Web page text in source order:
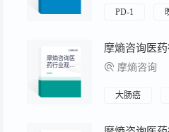
PD-1
摩熵咨询医
药行业观察
周报（2026.
01.12-2026.0
摩熵咨询
大肠癌